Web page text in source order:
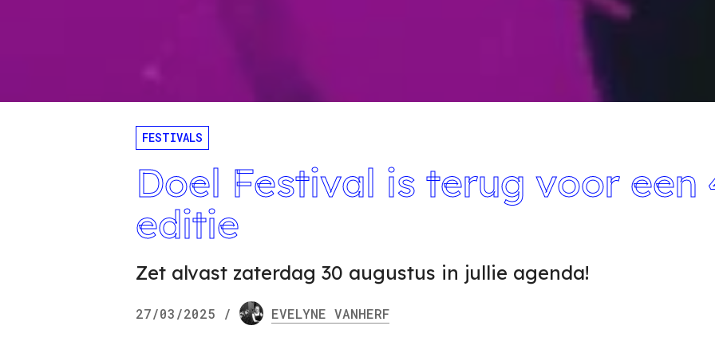
FESTIVALS
Doel Festival is terug voor een
editie
Zet alvast zaterdag 30 augustus in jullie agenda!
27/03/2025 / EVELYNE VANHERF